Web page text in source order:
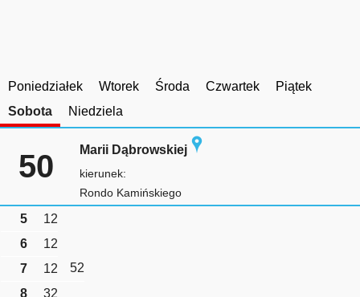
Poniedziałek Wtorek Środa Czwartek
Piątek
Sobota
Niedziela
50 Marii Dąbrowskiej
kierunek:
Rondo Kamińskiego
5
12
6
12
7
12
52
8
32